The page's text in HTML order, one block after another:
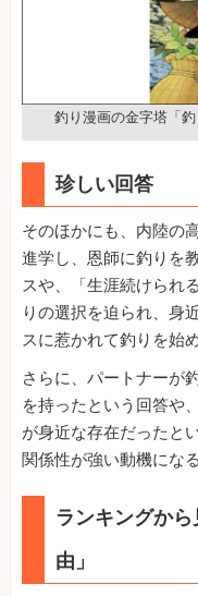
釣り漫画の金字塔「釣
珍しい回答
そのほかにも、内陸の
進学し、恩師に釣りを
スや、「生涯続けられ
りの選択を迫られ、身
スに惹かれて釣りを始
さらに、パートナーが
を持ったという回答や
が身近な存在だったと
関係性が強い動機にな
ランキングか
由」